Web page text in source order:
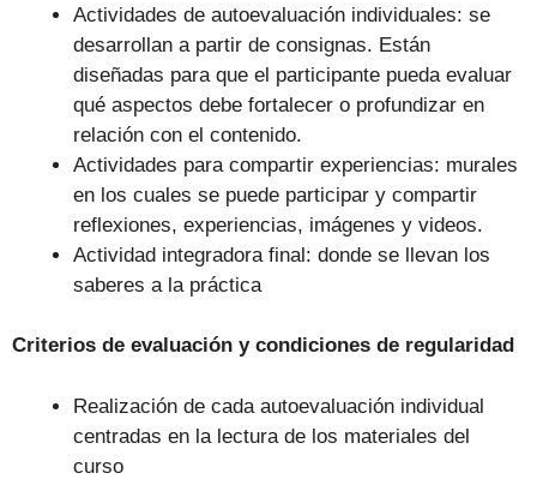
Actividades de autoevaluación individuales: se
desarrollan a partir de consignas. Están
diseñadas para que el participante pueda evaluar
qué aspectos debe fortalecer o profundizar en
relación con el contenido.
Actividades para compartir experiencias: murales
en los cuales se puede participar y compartir
reflexiones, experiencias, imágenes y videos.
Actividad integradora final: donde se llevan los
saberes a la práctica
Criterios de evaluación y condiciones de regularidad
Realización de cada autoevaluación individual
centradas en la lectura de los materiales del
curso